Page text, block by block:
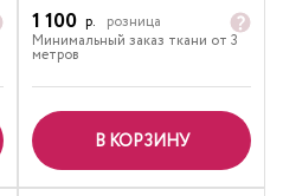
1 100 р.
розница
Минимальный заказ ткани от 3
метров
В КОРЗИНУ